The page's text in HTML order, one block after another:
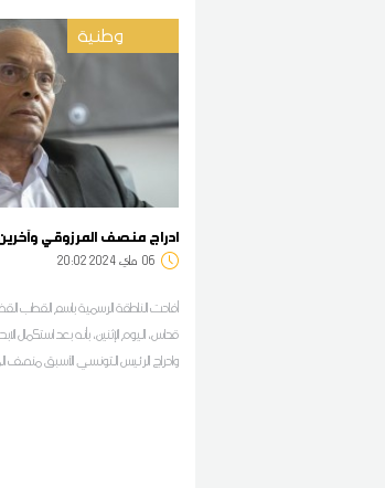
وطنية
ادراج منصف المرزوقي
06 20:02 2024 ماي
أفادت الناطقة الرسمية باسم القطب
قداس، اليوم الإثنين، بأنه بعد استكمال
وادراج الرئيس التونسي الأسبق